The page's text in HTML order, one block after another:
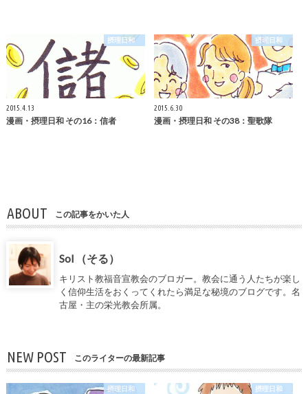
摂理日和
2015.4.13
漫画・摂理日和 その16：信者
摂理日和
2015.6.30
漫画・摂理日和 その38：聖歌隊
ABOUT この記事をかいた人
Sol （そる）
キリスト教福音宣教会のブロガー。教会に通う人たちが楽し
く信仰生活をおくってくれたら満足な秘境のブログです。名
古屋・主の栄光教会所属。
NEW POST このライターの最新記事
摂理日和 摂理日和